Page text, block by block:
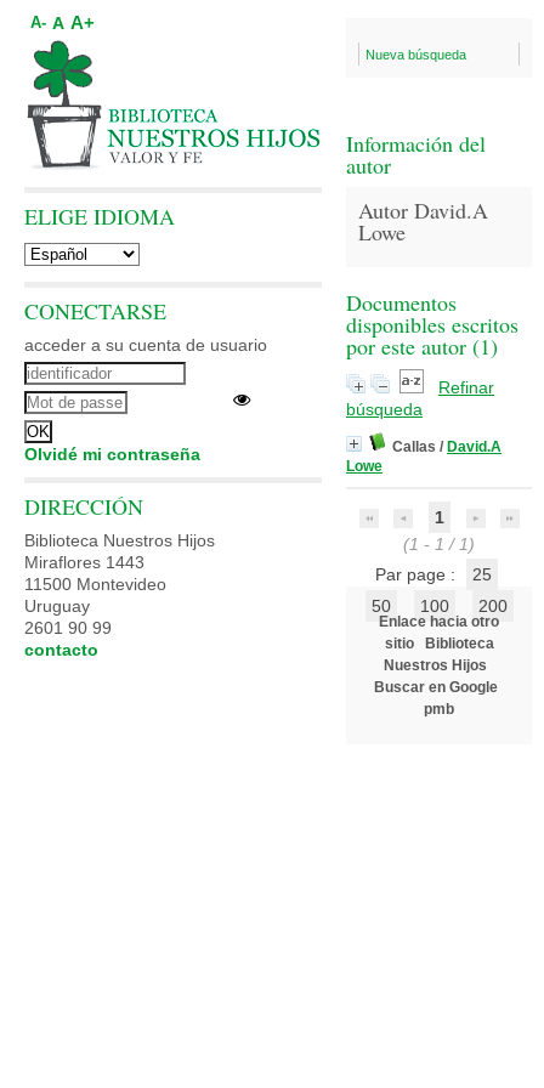
Nueva búsqueda
Información del
autor
Autor David.A
Lowe
Documentos
disponibles escritos
por este autor (1)
Refinar
búsqueda
Callas / David.A
Lowe
1
(1 - 1 / 1)
Par page :
25
50
100 200
Enlace hacia otro
sitio
Biblioteca
Nuestros Hijos
Buscar en Google
pmb
A- A A+
ELIGE IDIOMA
CONECTARSE
acceder a su cuenta de usuario
Olvidé mi contraseña
DIRECCIÓN
Biblioteca Nuestros Hijos
Miraflores 1443
11500 Montevideo
Uruguay
2601 90 99
contacto